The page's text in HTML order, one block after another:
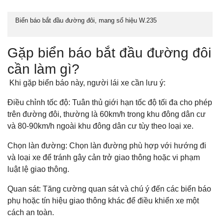
Biển báo bắt đầu đường đôi, mang số hiệu W.235
Gặp biển báo bắt đầu đường đôi
cần làm gì?
Khi gặp biển báo này, người lái xe cần lưu ý:
Điều chỉnh tốc độ: Tuân thủ giới hạn tốc độ tối đa cho phép
trên đường đôi, thường là 60km/h trong khu đông dân cư
và 80-90km/h ngoài khu đông dân cư tùy theo loại xe.
Chọn làn đường: Chọn làn đường phù hợp với hướng đi
và loại xe để tránh gây cản trở giao thông hoặc vi phạm
luật lệ giao thông.
Quan sát: Tăng cường quan sát và chú ý đến các biển báo
phụ hoặc tín hiệu giao thông khác để điều khiển xe một
cách an toàn.